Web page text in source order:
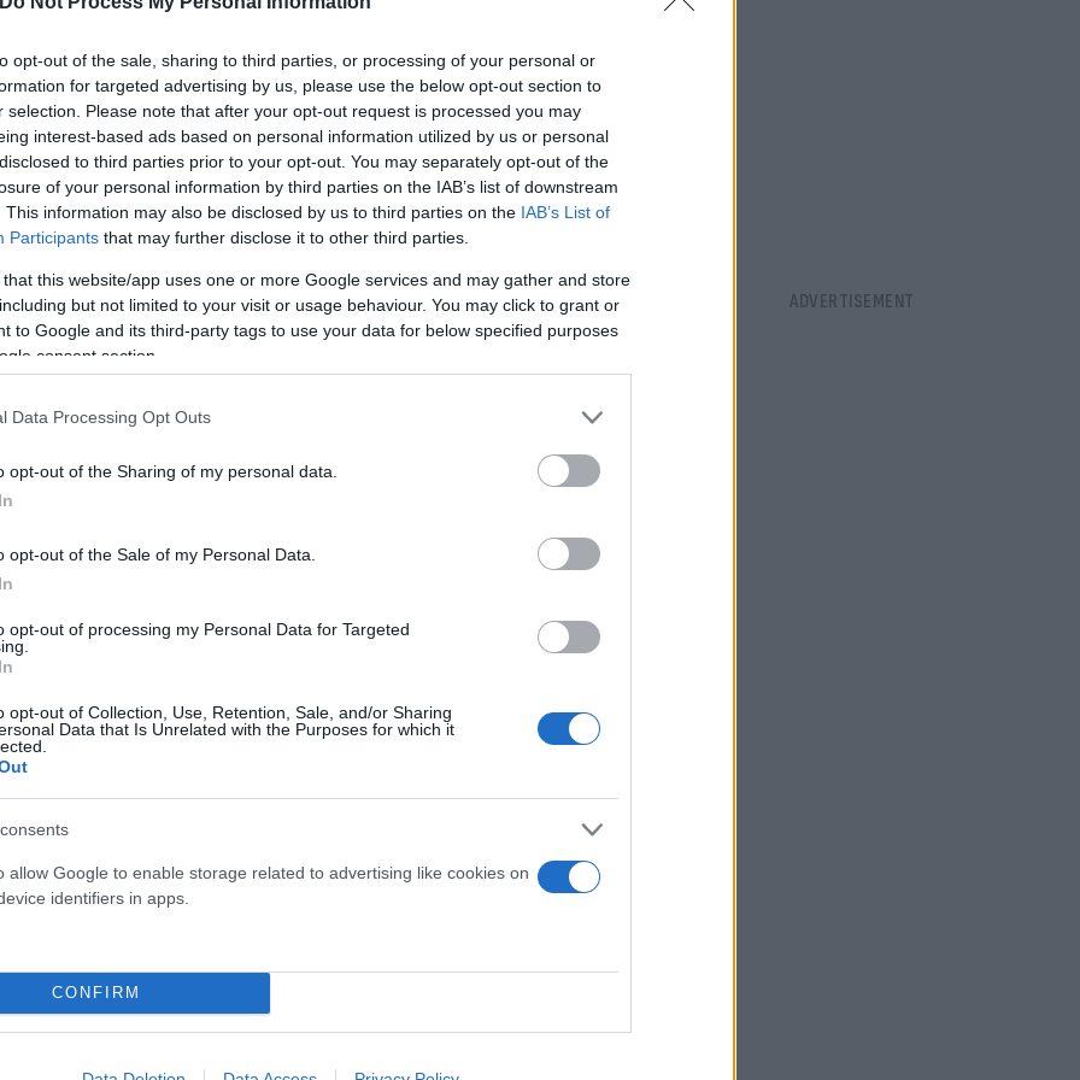
opt-out of the sale, sharing to third parties, or processing of your personal or
for targeted advertising by us, please use the below opt-out section to
selection. Please note that after your opt-out request is processed you may
interest-based ads based on personal information utilized by us or personal
to third parties prior to your opt-out. You may separately opt-out of the
of your personal information by third parties on the IAB’s list of downstream
This information may also be disclosed by us to third parties on the IAB’s List of
Participants that may further disclose it to other third parties.
that this website/app uses one or more Google services and may gather and store
but not limited to your visit or usage behaviour. You may click to grant or
to Google and its third-party tags to use your data for below specified purposes
consent section.
Data Processing Opt Outs
opt-out of the Sharing of my personal data.
opt-out of the Sale of my Personal Data.
opt-out of processing my Personal Data for Targeted
opt-out of Collection, Use, Retention, Sale, and/or Sharing
Data that Is Unrelated with the Purposes for which it
allow Google to enable storage related to advertising like cookies on
identifiers in apps.
CONFIRM
θα ξεπεράσει τους 27-29.
θα κυμανθεί από 18-32 βαθμούς Κελσίου, με νότιους
με λίγες νεφώσεις, που στα ανατολικά του νομού το
Η θερμοκρασία θα κυμανθεί από 18 έως 29oC, με
ανεβαίνει πάνω από τα
σε όλη τη χώρα, με
υπάρχει
στα δυτικά,
Παπαϊωάννου (
Χριστίνα Κεκεμπάνου (
ήχος -
Flash.grστην αναζήτηση της